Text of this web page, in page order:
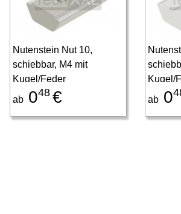
Nutenstein Nut 10,
schiebbar, M4 mit
Kugel/Feder
ab 048 €
Kugel/
ab0